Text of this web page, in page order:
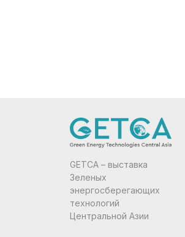
GETCA – выставка
Зеленых
энергосберегающих
технологий
Центральной Азии